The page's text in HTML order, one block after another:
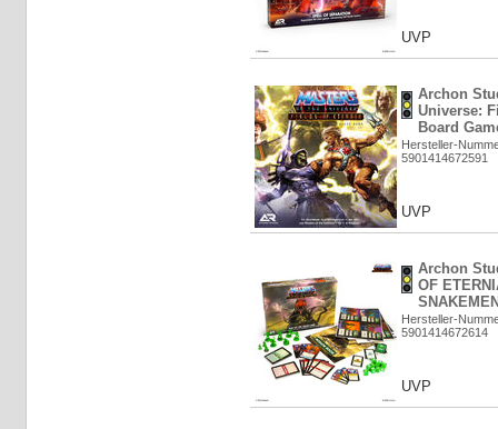
UVP
Archon
Universe:
Board
Hersteller-
5901414672591
UVP
Archon
OF
Hersteller-
5901414672614
UVP